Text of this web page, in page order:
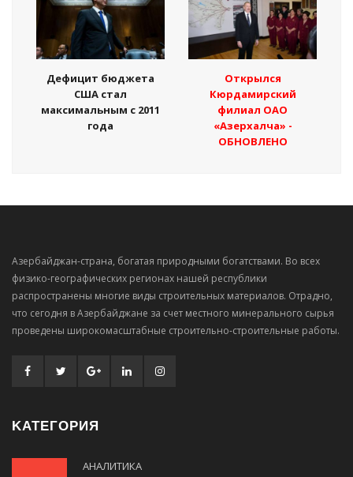
Дефицит бюджета
США стал
максимальным с 2011
года
Открылся
Кюрдамирский
филиал ОАО
«Азерхалча» -
ОБНОВЛЕНО
Азербайджан-страна, богатая природными богатствами. Во всех
физико-географических регионах нашей республики
распространены многие виды строительных материалов. Отрадно,
что сегодня в Азербайджане за счет местного минерального сырья
проведены широкомасштабные строительно-строительные работы.
KАТЕГОРИЯ
АНАЛИТИКА